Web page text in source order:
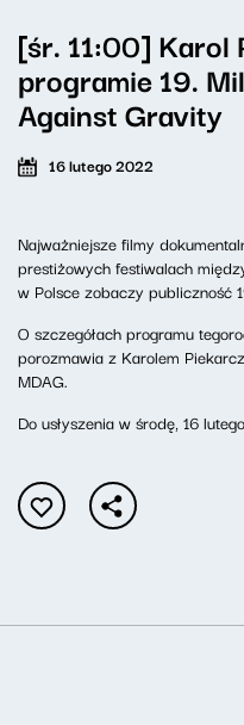
[śr. 11:00] Karol
programie 19.
Against Gravity
16 lutego 2022
Najważniejsze filmy
prestiżowych festiwalach
w Polsce zobaczy publiczność
O szczegółach programu
porozmawia z Karolem
MDAG.
Do usłyszenia w środę, 16